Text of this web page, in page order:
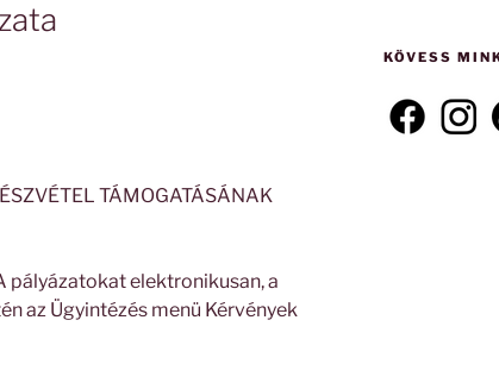
TÁMOGATÁSÁNAK
pályázatokat elektronikusan, a
az Ügyintézés menü Kérvények
következő
KÖVESS